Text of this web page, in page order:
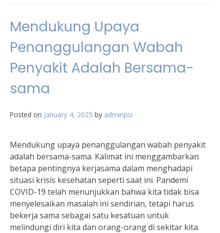
Mendukung Upaya
Penanggulangan Wabah
Penyakit Adalah Bersama-
sama
Posted on January 4, 2025 by adminpsi
Mendukung upaya penanggulangan wabah penyakit
adalah bersama-sama. Kalimat ini menggambarkan
betapa pentingnya kerjasama dalam menghadapi
situasi krisis kesehatan seperti saat ini. Pandemi
COVID-19 telah menunjukkan bahwa kita tidak bisa
menyelesaikan masalah ini sendirian, tetapi harus
bekerja sama sebagai satu kesatuan untuk
melindungi diri kita dan orang-orang di sekitar kita.